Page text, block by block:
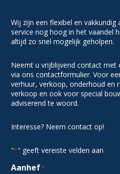
Wij zijn een flexibel en vakkundig
service nog hoog in het vaandel
altijd zo snel mogelijk geholpen.
Neemt u vrijblijvend contact met
via ons contactformulier. Voor
verhuur, verkoop, onderhoud en
verkoop en ook voor special
adviserend te woord.
Interesse? Neem contact op!
"*" geeft vereiste velden aan
Aanhef*